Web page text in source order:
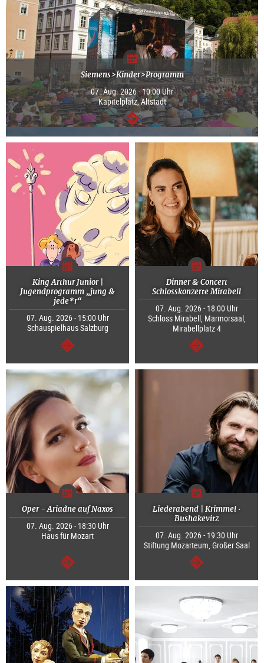
Siemens>Kinder>Programm
07. Aug. 2026 - 10:00 Uhr
Kapitelplatz, Altstadt
weiter
King Arthur Junior |
Jugendprogramm „jung &
jede*r“
07. Aug. 2026 - 15:00 Uhr
Schauspielhaus Salzburg
weiter
Dinner & Concert
Schlosskonzerte Mirabell
07. Aug. 2026 - 18:00 Uhr
Schloss Mirabell, Marmorsaal,
Mirabellplatz 4
weiter
Oper - Ariadne auf Naxos
07. Aug. 2026 - 18:30 Uhr
Haus für Mozart
weiter
Liederabend | Krimmel ·
Bushakevitz
07. Aug. 2026 - 19:30 Uhr
Stiftung Mozarteum, Großer Saal
weiter